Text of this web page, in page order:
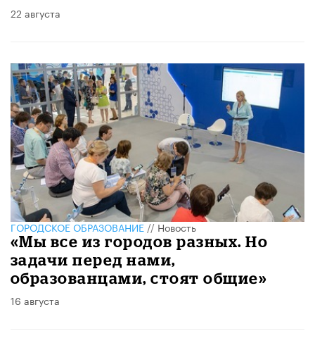
22 августа
ГОРОДСКОЕ ОБРАЗОВАНИЕ//Новость
«Мы все из городов разных. Но
задачи перед нами,
образованцами, стоят общие»
16 августа